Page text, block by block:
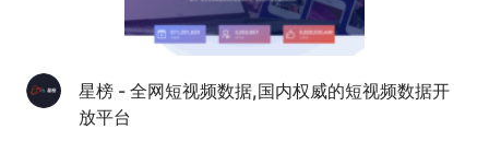
星榜 - 全网短视频数据,国内权威的短视频数据开
放平台